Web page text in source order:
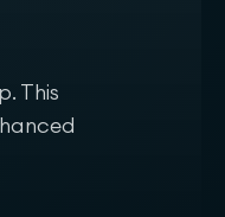
This